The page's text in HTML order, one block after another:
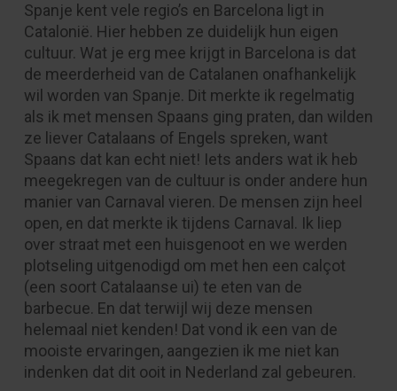
Spanje kent vele regio’s en Barcelona ligt in
Catalonië. Hier hebben ze duidelijk hun eigen
cultuur. Wat je erg mee krijgt in Barcelona is dat
de meerderheid van de Catalanen onafhankelijk
wil worden van Spanje. Dit merkte ik regelmatig
als ik met mensen Spaans ging praten, dan wilden
ze liever Catalaans of Engels spreken, want
Spaans dat kan echt niet! Iets anders wat ik heb
meegekregen van de cultuur is onder andere hun
manier van Carnaval vieren. De mensen zijn heel
open, en dat merkte ik tijdens Carnaval. Ik liep
over straat met een huisgenoot en we werden
plotseling uitgenodigd om met hen een calçot
(een soort Catalaanse ui) te eten van de
barbecue. En dat terwijl wij deze mensen
helemaal niet kenden! Dat vond ik een van de
mooiste ervaringen, aangezien ik me niet kan
indenken dat dit ooit in Nederland zal gebeuren.